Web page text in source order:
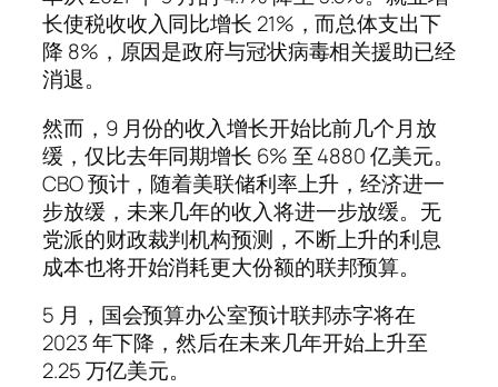
长使税收收入同比增长 21%，而总体支出下
降 8%，原因是政府与冠状病毒相关援助已经
消退。
然而，9 月份的收入增长开始比前几个月放
缓，仅比去年同期增长 6% 至 4880 亿美元。
CBO 预计，随着美联储利率上升，经济进一
步放缓，未来几年的收入将进一步放缓。无
党派的财政裁判机构预测，不断上升的利息
成本也将开始消耗更大份额的联邦预算。
5 月，国会预算办公室预计联邦赤字将在
2023 年下降，然后在未来几年开始上升至
2.25 万亿美元。